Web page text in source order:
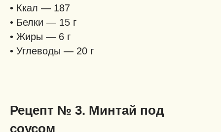
• Ккал — 187
• Белки — 15 г
• Жиры — 6 г
• Углеводы — 20 г
Рецепт № 3. Минтай под
соусом